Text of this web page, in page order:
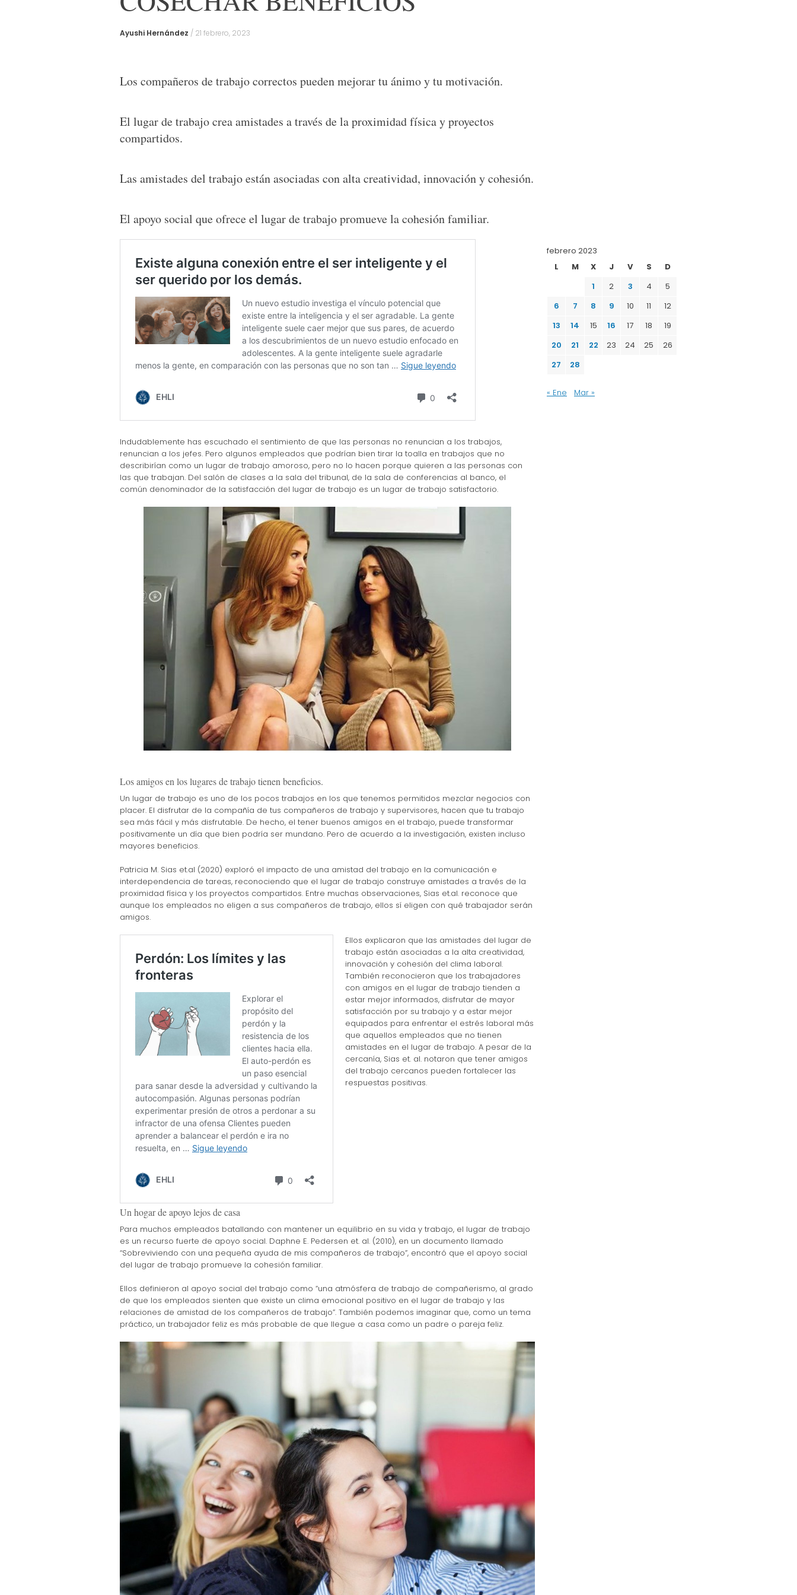
Ayushi Hernández / 21 febrero, 2023
Los compañeros de trabajo correctos pueden mejorar tu ánimo y tu motivación.
El lugar de trabajo crea amistades a través de la proximidad física y proyectos
compartidos.
Las amistades del trabajo están asociadas con alta creatividad, innovación y cohesión.
El apoyo social que ofrece el lugar de trabajo promueve la cohesión familiar.
Indudablemente has escuchado el sentimiento de que las personas no renuncian a los trabajos,
renuncian a los jefes. Pero algunos empleados que podrían bien tirar la toalla en trabajos que no
describirían como un lugar de trabajo amoroso, pero no lo hacen porque quieren a las personas con
las que trabajan. Del salón de clases a la sala del tribunal, de la sala de conferencias al banco, el
común denominador de la satisfacción del lugar de trabajo es un lugar de trabajo satisfactorio.
Los amigos en los lugares de trabajo tienen beneficios.
Un lugar de trabajo es uno de los pocos trabajos en los que tenemos permitidos mezclar negocios con
placer. El disfrutar de la compañía de tus compañeros de trabajo y supervisores, hacen que tu trabajo
sea más fácil y más disfrutable. De hecho, el tener buenos amigos en el trabajo, puede transformar
positivamente un día que bien podría ser mundano. Pero de acuerdo a la investigación, existen incluso
mayores beneficios.
Patricia M. Sias et.al (2020) exploró el impacto de una amistad del trabajo en la comunicación e
interdependencia de tareas, reconociendo que el lugar de trabajo construye amistades a través de la
proximidad física y los proyectos compartidos. Entre muchas observaciones, Sias et.al. reconoce que
aunque los empleados no eligen a sus compañeros de trabajo, ellos sí eligen con qué trabajador serán
amigos.
Ellos explicaron que las amistades del lugar de
trabajo están asociadas a la alta creatividad,
innovación y cohesión del clima laboral.
También reconocieron que los trabajadores
con amigos en el lugar de trabajo tienden a
estar mejor informados, disfrutar de mayor
satisfacción por su trabajo y a estar mejor
equipados para enfrentar el estrés laboral más
que aquellos empleados que no tienen
amistades en el lugar de trabajo. A pesar de la
cercanía, Sias et. al. notaron que tener amigos
del trabajo cercanos pueden fortalecer las
respuestas positivas.
Un hogar de apoyo lejos de casa
Para muchos empleados batallando con mantener un equilibrio en su vida y trabajo, el lugar de trabajo
es un recurso fuerte de apoyo social. Daphne E. Pedersen et. al. (2010), en un documento llamado
“Sobreviviendo con una pequeña ayuda de mis compañeros de trabajo”, encontró que el apoyo social
del lugar de trabajo promueve la cohesión familiar.
Ellos definieron al apoyo social del trabajo como “una atmósfera de trabajo de compañerismo, al grado
de que los empleados sienten que existe un clima emocional positivo en el lugar de trabajo y las
relaciones de amistad de los compañeros de trabajo”. También podemos imaginar que, como un tema
práctico, un trabajador feliz es más probable de que llegue a casa como un padre o pareja feliz.
febrero 2023
L
M X J V S
D
1
2 3 4
5
6
7 8 9 10 11
12
13
14 15 16 17 18
19
20
21 22 23 24 25
26
27
28
« Ene Mar »